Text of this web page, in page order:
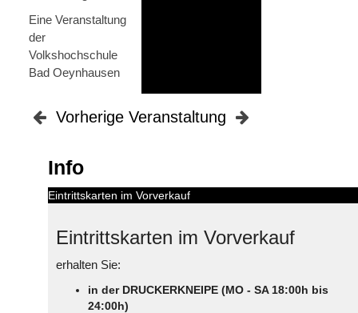
Eine Veranstaltung
der
Volkshochschule
Bad Oeynhausen
Vorherige Veranstaltung
Info
Eintrittskarten im Vorverkauf
Eintrittskarten im Vorverkauf
erhalten Sie:
in der DRUCKERKNEIPE (MO - SA 18:00h bis
24:00h)